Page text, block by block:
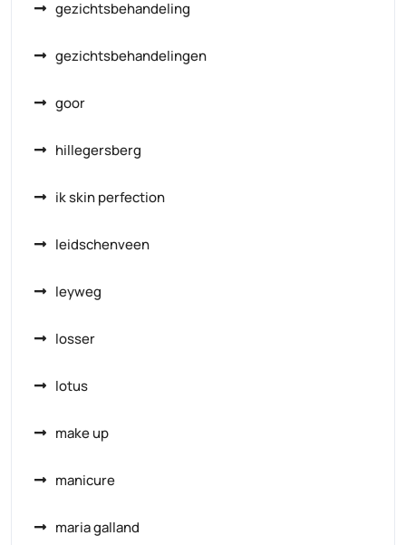
gezichtsbehandeling
gezichtsbehandelingen
goor
hillegersberg
ik skin perfection
leidschenveen
leyweg
losser
lotus
make up
manicure
maria galland